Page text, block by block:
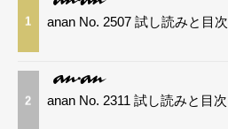
1 anan No. 2507 試し読みと目次
2 anan No. 2311 試し読みと目次